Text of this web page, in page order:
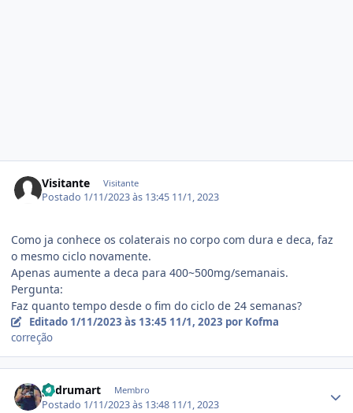
Visitante Visitante
Postado 1/11/2023 às 13:45 11/1, 2023
Como ja conhece os colaterais no corpo com dura e deca, faz
o mesmo ciclo novamente.
Apenas aumente a deca para 400~500mg/semanais.
Pergunta:
Faz quanto tempo desde o fim do ciclo de 24 semanas?
Editado 1/11/2023 às 13:45 11/1, 2023 por Kofma
correção
pedrumart Membro
Postado 1/11/2023 às 13:48 11/1, 2023